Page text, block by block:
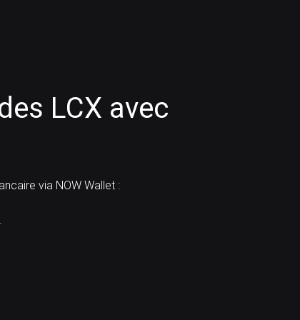
LCX avec
via NOW Wallet :